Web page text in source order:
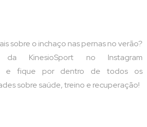
sobre o inchaço nas pernas no verão?
KinesioSport no Instagram
e fique por dentro de todos os
sobre saúde, treino e recuperação!